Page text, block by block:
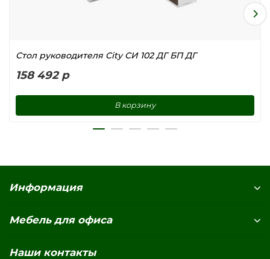
Стол руководителя City СИ 102 ДГ БП ДГ
158 492 р
В корзину
Информация
Мебель для офиса
Наши контакты